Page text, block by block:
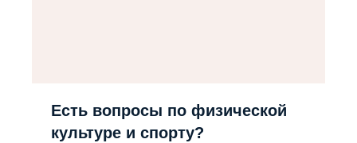
Есть вопросы по физической
культуре и спорту?